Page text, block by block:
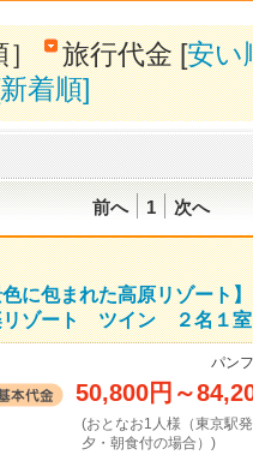
］ 旅行代金 [安い
着順]
前へ 1 次へ
に包まれた高原リゾート
リゾート ツイン ２名１
パン
50,800円 ～
(おとなお1人様（東京駅
夕・朝食付の場合）)